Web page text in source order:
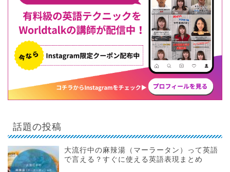
話題の投稿
大流行中の麻辣湯（マーラータン）って英語
で言える？すぐに使える英語表現まとめ